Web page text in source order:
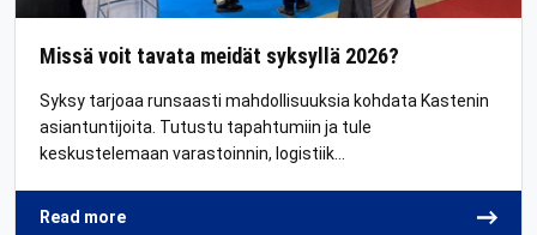
Missä voit tavata meidät syksyllä 2026?
Syksy tarjoaa runsaasti mahdollisuuksia kohdata Kastenin
asiantuntijoita. Tutustu tapahtumiin ja tule
keskustelemaan varastoinnin, logistiik…
Read more